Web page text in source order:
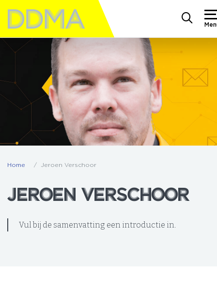
Home Jeroen Verschoor
JEROEN VERSCHOOR
JEROEN VERSCHOOR
Vul bij de samenvatting een introductie in.